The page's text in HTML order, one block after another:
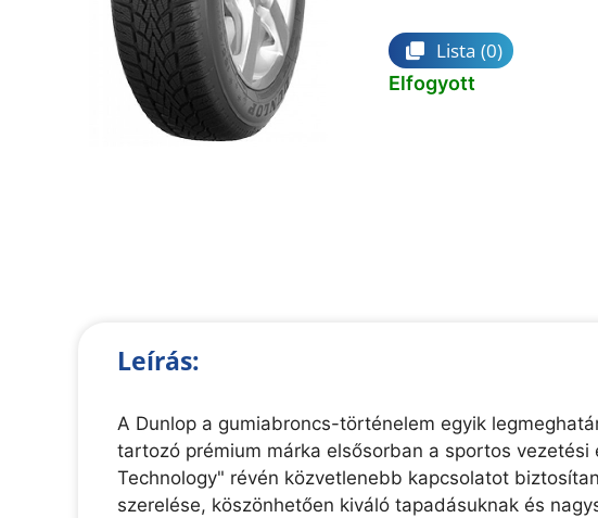
Lista (0)
Elfogyott
Leírás:
A Dunlop a gumiabroncs-történelem egyik
tartozó prémium márka elsősorban a sportos
Technology" révén közvetlenebb kapcsolatot
szerelése, köszönhetően kiváló tapadásuknak és